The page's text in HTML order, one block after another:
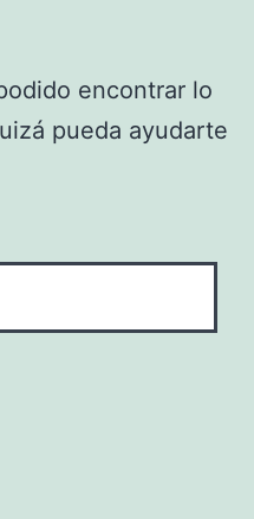
encontrar lo
pueda ayudarte